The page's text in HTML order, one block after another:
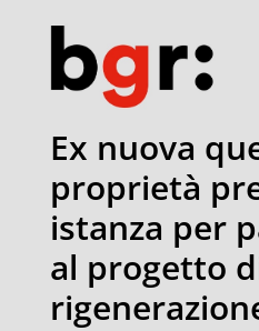
Ex nuova
proprietà
istanza per
al progetto